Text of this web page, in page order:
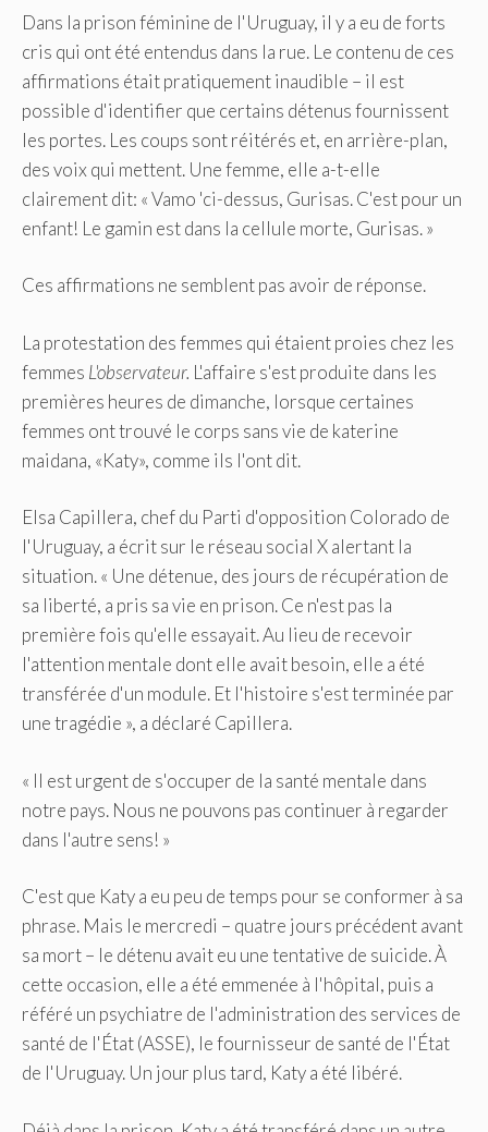
Dans la prison féminine de l'Uruguay, il y a eu de forts
cris qui ont été entendus dans la rue. Le contenu de ces
affirmations était pratiquement inaudible – il est
possible d'identifier que certains détenus fournissent
les portes. Les coups sont réitérés et, en arrière-plan,
des voix qui mettent. Une femme, elle a-t-elle
clairement dit: « Vamo 'ci-dessus, Gurisas. C'est pour un
enfant! Le gamin est dans la cellule morte, Gurisas. »
Ces affirmations ne semblent pas avoir de réponse.
La protestation des femmes qui étaient proies chez les
femmes L'observateur. L'affaire s'est produite dans les
premières heures de dimanche, lorsque certaines
femmes ont trouvé le corps sans vie de katerine
maidana, «Katy», comme ils l'ont dit.
Elsa Capillera, chef du Parti d'opposition Colorado de
l'Uruguay, a écrit sur le réseau social X alertant la
situation. « Une détenue, des jours de récupération de
sa liberté, a pris sa vie en prison. Ce n'est pas la
première fois qu'elle essayait. Au lieu de recevoir
l'attention mentale dont elle avait besoin, elle a été
transférée d'un module. Et l'histoire s'est terminée par
une tragédie », a déclaré Capillera.
« Il est urgent de s'occuper de la santé mentale dans
notre pays. Nous ne pouvons pas continuer à regarder
dans l'autre sens! »
C'est que Katy a eu peu de temps pour se conformer à sa
phrase. Mais le mercredi – quatre jours précédent avant
sa mort – le détenu avait eu une tentative de suicide. À
cette occasion, elle a été emmenée à l'hôpital, puis a
référé un psychiatre de l'administration des services de
santé de l'État (ASSE), le fournisseur de santé de l'État
de l'Uruguay. Un jour plus tard, Katy a été libéré.